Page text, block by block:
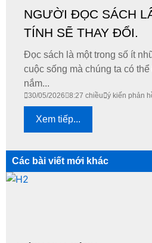
NGƯỜI ĐỌC SÁCH
TÍNH SẼ THAY ĐỔI.
Đọc sách là một trong số ít
cuộc sống mà chúng ta có
nắm...
30/05/2026 8:27 chiều ý kiến phản
Xem tiếp...
Các bài viết mới khác